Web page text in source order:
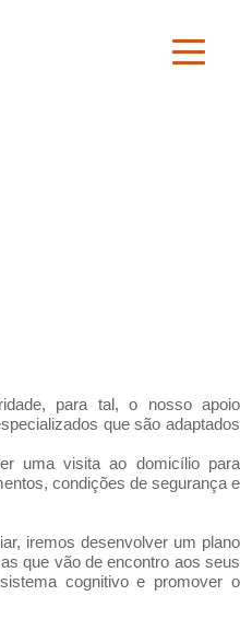
para tal, o nosso apoio
que são adaptados
uma visita ao domicílio para
condições de segurança e
iremos desenvolver um plano
que vão de encontro aos seus
cognitivo e promover o